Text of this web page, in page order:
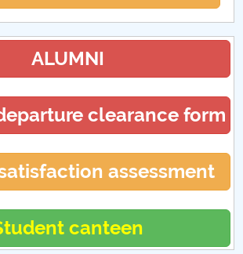
ALUMNI
clearance form
assessment
canteen